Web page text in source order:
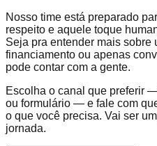
Nosso time está preparado
respeito e aquele toque
Seja pra entender mais sobre
financiamento ou apenas
pode contar com a gente.
Escolha o canal que preferir
ou formulário — e fale com
o que você precisa. Vai ser
jornada.